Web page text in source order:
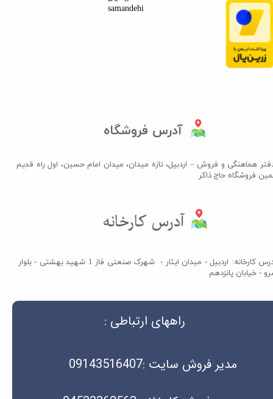
آدرس فروشگاه
هماهنگی و فروش – اردبیل، تازه میدان، میدان امام حسین، اول راه قدیم
فروشگاه حاج ذاکر​​​​​​​
آدرس کارخانه: اردبیل - میدان ایثار - شهرک صنعتی فاز 1 شهید بهشتی - بلوار
- خیابان پانزدهم
راههای ارتباطی :
مدیر فروش سایت :09143516407
آدرس کارخانه​​​​​​​